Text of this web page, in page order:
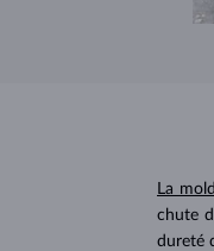
La
chute
dureté